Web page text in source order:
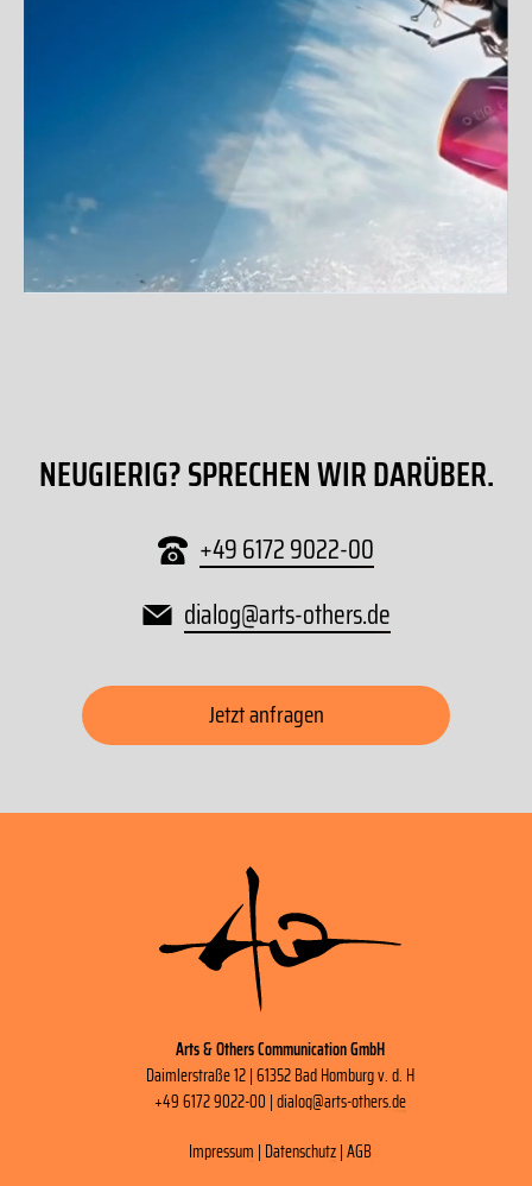
NEUGIERIG? SPRECHEN WIR DARÜBER.
+49 6172 9022-00
dialog@arts-others.de
Jetzt anfragen
Arts & Others Communication GmbH
Daimlerstraße 12 | 61352 Bad Homburg v. d. H
+49 6172 9022-00 |dialog@arts-others.de
Impressum | Datenschutz|AGB